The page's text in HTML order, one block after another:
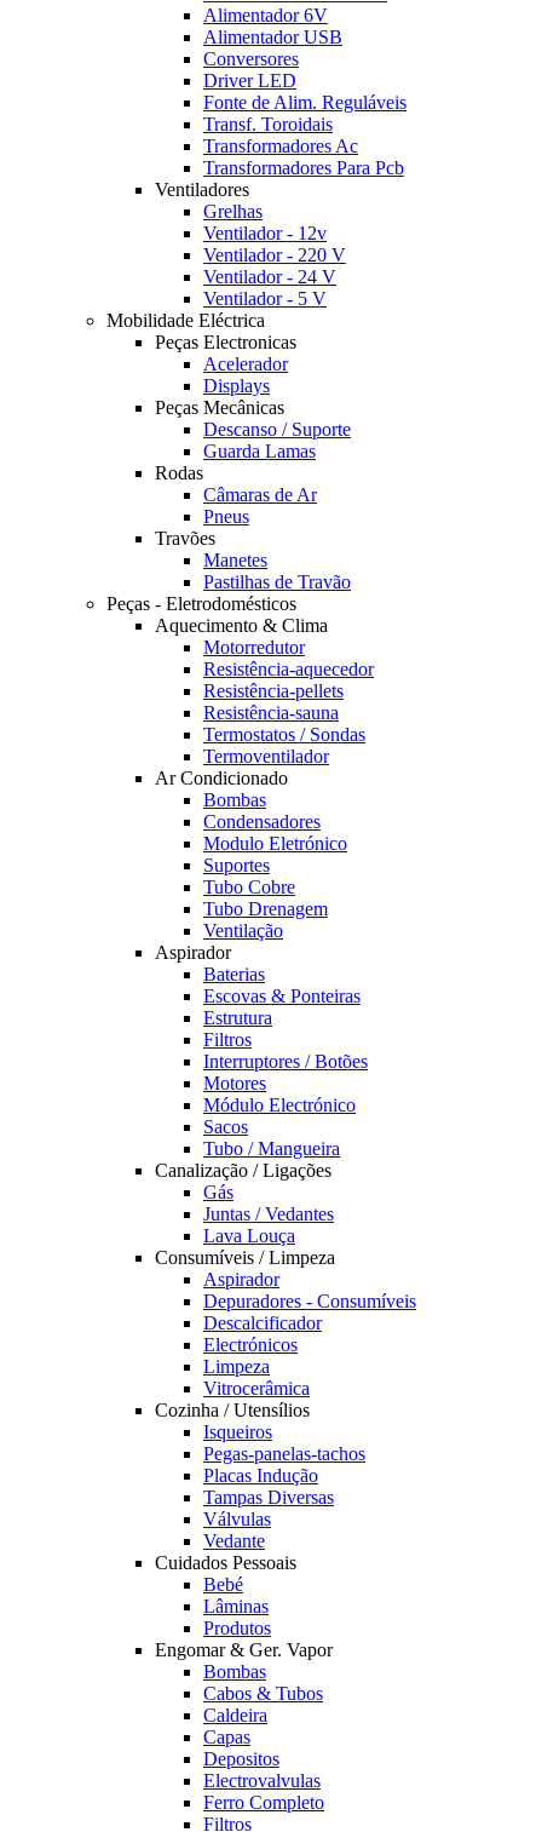
Alimentador 6V
Alimentador USB
Conversores
Driver LED
Fonte de Alim. Reguláveis
Transf. Toroidais
Transformadores Ac
Transformadores Para Pcb
Ventiladores
Grelhas
Ventilador - 12v
Ventilador - 220 V
Ventilador - 24 V
Ventilador - 5 V
Mobilidade Eléctrica
Peças Electronicas
Acelerador
Displays
Peças Mecânicas
Descanso / Suporte
Guarda Lamas
Rodas
Câmaras de Ar
Pneus
Travões
Manetes
Pastilhas de Travão
Peças - Eletrodomésticos
Aquecimento & Clima
Motorredutor
Resistência-aquecedor
Resistência-pellets
Resistência-sauna
Termostatos / Sondas
Termoventilador
Ar Condicionado
Bombas
Condensadores
Modulo Eletrónico
Suportes
Tubo Cobre
Tubo Drenagem
Ventilação
Aspirador
Baterias
Escovas & Ponteiras
Estrutura
Filtros
Interruptores / Botões
Motores
Módulo Electrónico
Sacos
Tubo / Mangueira
Canalização / Ligações
Gás
Juntas / Vedantes
Lava Louça
Consumíveis / Limpeza
Aspirador
Depuradores - Consumíveis
Descalcificador
Electrónicos
Limpeza
Vitrocerâmica
Cozinha / Utensílios
Isqueiros
Pegas-panelas-tachos
Placas Indução
Tampas Diversas
Válvulas
Vedante
Cuidados Pessoais
Bebé
Lâminas
Produtos
Engomar & Ger. Vapor
Bombas
Cabos & Tubos
Caldeira
Capas
Depositos
Electrovalvulas
Ferro Completo
Filtros